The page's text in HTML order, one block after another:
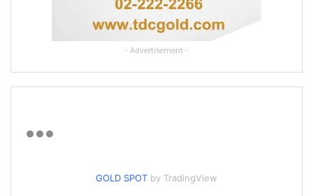
- Advertisement -
GOLD SPOT by TradingView